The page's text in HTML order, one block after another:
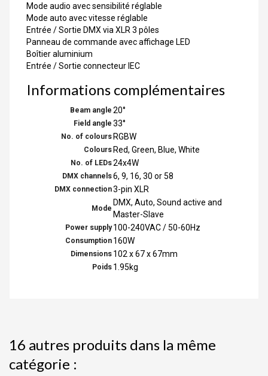
Mode audio avec sensibilité réglable
Mode auto avec vitesse réglable
Entrée / Sortie DMX via XLR 3 pôles
Panneau de commande avec affichage LED
Boîtier aluminium
Entrée / Sortie connecteur IEC
Informations complémentaires
Beam angle 20°
Field angle 33°
No. of colours RGBW
Colours Red, Green, Blue, White
No. of LEDs24x4W
DMX channels6, 9, 16, 30 or 58
DMX connection3-pin XLR
Mode
DMX, Auto, Sound active and
Master-Slave
Power supply 100-240VAC / 50-60Hz
Consumption 160W
Dimensions 102 x 67 x 67mm
Poids 1.95kg
16 autres produits dans la même
catégorie :